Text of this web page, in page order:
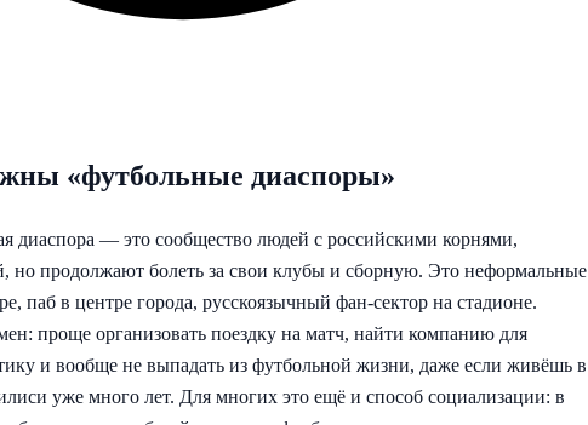
«футбольные диаспоры»
диаспора — это сообщество людей с российскими корнями,
но продолжают болеть за свои клубы и сборную. Это неформальные
паб в центре города, русскоязычный фан-сектор на стадионе.
проще организовать поездку на матч, найти компанию для
и вообще не выпадать из футбольной жизни, даже если живёшь в
уже много лет. Для многих это ещё и способ социализации: в